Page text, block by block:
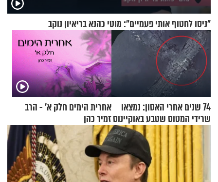
"ניסו לחטוף אותי פעמיים": מוטי כהנא בריאיון נוקב
74 שנים אחרי האסון: נמצאו
שרידי המטוס שטבע באוקיינוס
עם עשרות נוסעים
אחרית הימים חלק א’ - הרב
זמיר כהן